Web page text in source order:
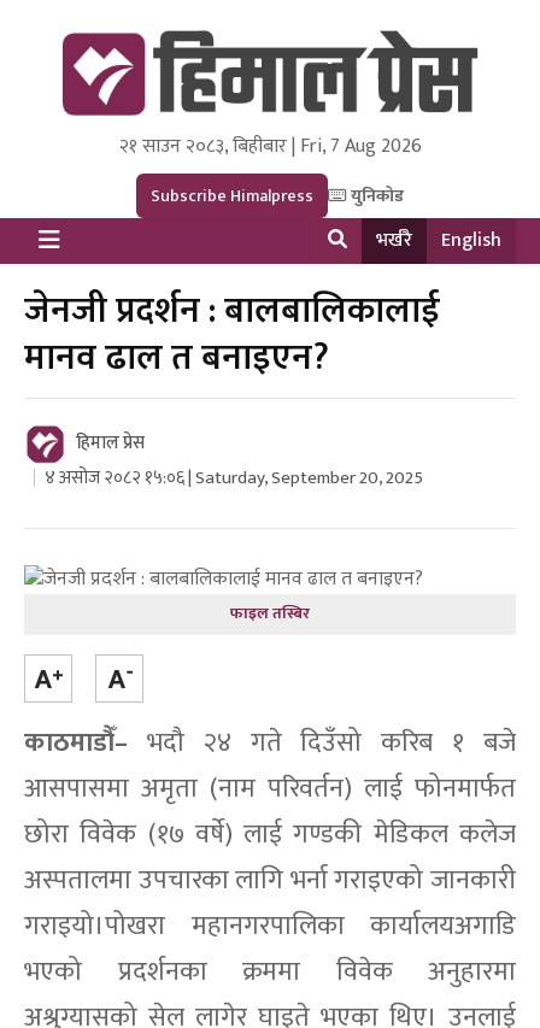
Himal Press
Dot NewsyNepal Media and Research Pvt Ltd.
२१ साउन २०८३, बिहीबार | Fri, 7 Aug 2026
Subscribe Himalpress युनिकोड
भर्खरै English
जेनजी प्रदर्शन : बालबालिकालाई
मानव ढाल त बनाइएन?
हिमाल प्रेस
४ असोज २०८२ १५:०६ | Saturday, September 20, 2025
फाइल तस्बिर
काठमाडौँ– भदौ २४ गते दिउँसो करिब १ बजे
आसपासमा अमृता (नाम परिवर्तन) लाई फोनमार्फत
छोरा विवेक (१७ वर्षे) लाई गण्डकी मेडिकल कलेज
अस्पतालमा उपचारका लागि भर्ना गराइएको जानकारी
गराइयो।पोखरा महानगरपालिका कार्यालयअगाडि
भएको प्रदर्शनका क्रममा विवेक अनुहारमा
अश्रुग्यासको सेल लागेर घाइते भएका थिए। उनलाई